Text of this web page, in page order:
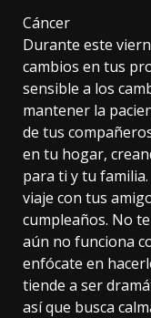
Cáncer
Durante este
cambios en tus
sensible a los
mantener la
de tus
en tu hogar,
para ti y tu
viaje con tus
cumpleaños. No
aún no funciona
enfócate en
tiende a ser
así que busca